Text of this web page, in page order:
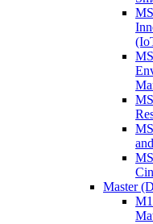
Master